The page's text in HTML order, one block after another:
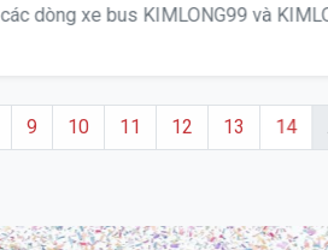
các dòng xe bus KIMLONG99 và
9 10 11 12 13 14